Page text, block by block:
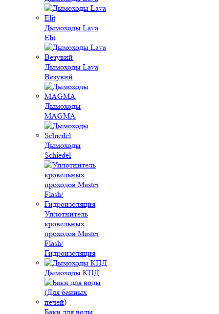
Дымоходы Lava
Elit
Дымоходы Lava
Везувий
Дымоходы
MAGMA
Дымоходы
Schiedel
Уплотнитель
кровельных
проходов Master
Flash/
Гидроизоляция
Дымоходы КПД
Баки для воды